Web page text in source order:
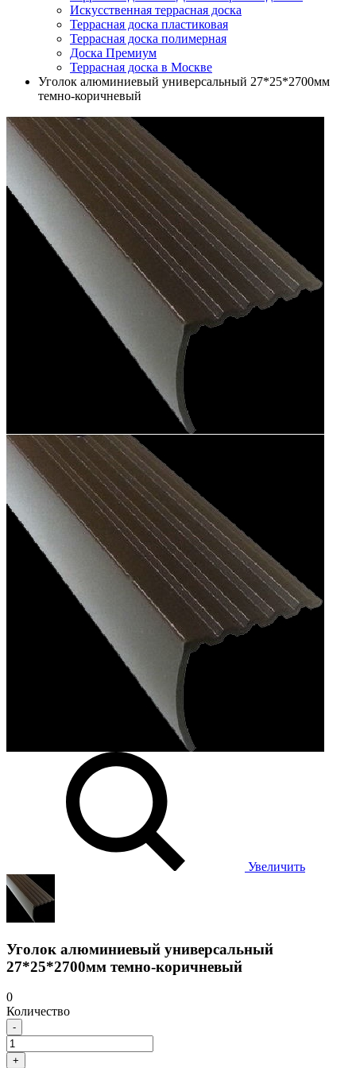
Искусственная террасная доска
Террасная доска пластиковая
Террасная доска полимерная
Доска Премиум
Террасная доска в Москве
Уголок алюминиевый универсальный 27*25*2700мм
темно-коричневый
Увеличить
Уголок алюминиевый универсальный
27*25*2700мм темно-коричневый
0
Количество
-
+